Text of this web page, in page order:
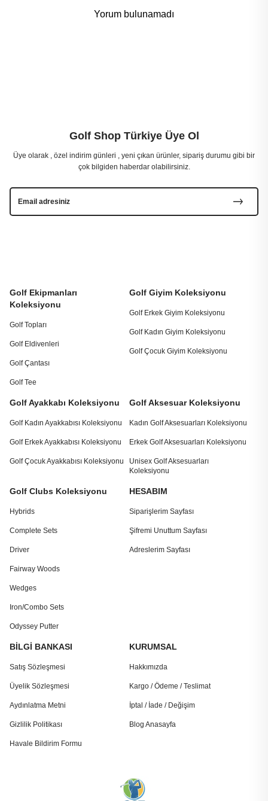
Yorum bulunamadı
Golf Ekipmanları
Koleksiyonu
Golf Topları
Golf Eldivenleri
Golf Çantası
Golf Tee
Golf Giyim Koleksiyonu
Golf Erkek Giyim Koleksiyonu
Golf Kadın Giyim Koleksiyonu
Golf Çocuk Giyim Koleksiyonu
Golf Ayakkabı Koleksiyonu
Golf Kadın Ayakkabısı Koleksiyonu
Golf Erkek Ayakkabısı Koleksiyonu
Golf Çocuk Ayakkabısı Koleksiyonu
Golf Aksesuar Koleksiyonu
Kadın Golf Aksesuarları Koleksiyonu
Erkek Golf Aksesuarları Koleksiyonu
Unisex Golf Aksesuarları
Koleksiyonu
Golf Clubs Koleksiyonu
Hybrids
Complete Sets
Driver
Fairway Woods
Wedges
Iron/Combo Sets
Odyssey Putter
HESABIM
Siparişlerim Sayfası
Şifremi Unuttum Sayfası
Adreslerim Sayfası
BİLGİ BANKASI
Satış Sözleşmesi
Üyelik Sözleşmesi
Aydınlatma Metni
Gizlilik Politikası
Havale Bildirim Formu
KURUMSAL
Hakkımızda
Kargo / Ödeme / Teslimat
İptal / İade / Değişim
Blog Anasayfa
Golf Shop Türkiye Üye Ol
Üye olarak , özel indirim günleri , yeni çıkan ürünler, sipariş durumu gibi bir
çok bilgiden haberdar olabilirsiniz.